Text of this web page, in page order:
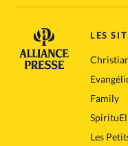
LES
Family
Les